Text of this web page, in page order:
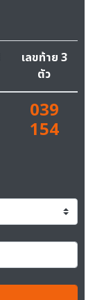
เลขท้าย 3
ตัว
039
154